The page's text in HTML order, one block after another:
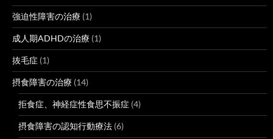
強迫性障害の治療 (1)
成人期ADHDの治療 (1)
抜毛症 (1)
摂食障害の治療 (14)
拒食症、神経症性食思不振症 (4)
摂食障害の認知行動療法 (6)